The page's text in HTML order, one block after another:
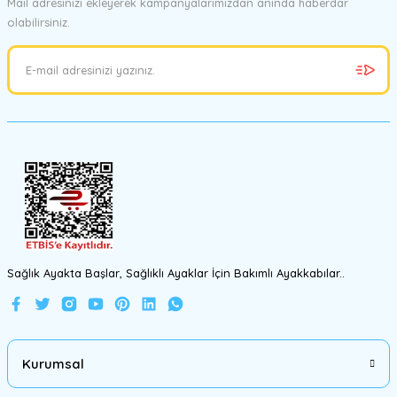
Ürün resmi kalitesiz, bozuk veya görüntülenemiyor.
Ürün bilgilerinde hatalar bulunuyor.
olabilirsiniz.
Sağlık Ayakta Başlar, Sağlıklı Ayaklar İçin Bakımlı Ayakkabılar..
Kurumsal